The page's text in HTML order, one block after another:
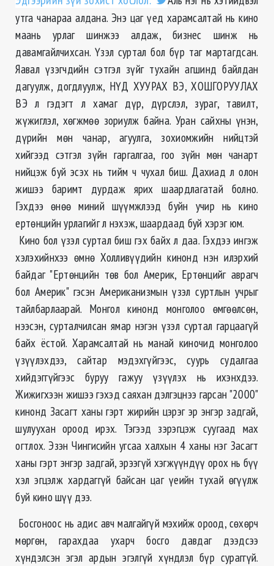
утга чанараа алдана. Энэ цаг үед харамсалтай нь кино
маань урлаг шинжээ алдаж, бизнес шинж нь
давамгайлчихсан. Үзэл суртал бол бүр таг мартагдсан.
Яавал үзэгчдийн сэтгэл зүйг тухайн агшинд байлдан
дагуулж, догдлуулж, НҮД ХУУРАХ ВЭ, ХОШГОРУУЛАХ
ВЭ л гэдэгт л хамаг дүр, дүрслэл, зураг, тавилт,
жүжиглэл, хөгжмөө зориулж байна. Уран сайхны үнэн,
дүрийн мөн чанар, агуулга, зохиомжийн нийцтэй
хийгээд сэтгэл зүйн гаргалгаа, гоо зүйн мөн чанарт
нийцэж буй эсэх нь тийм ч чухал биш. Дахиад л олон
жишээ баримт дурдаж ярих шаардлагатай болно.
Гэхдээ өнөө миний шүүмжлээд буйн учир нь кино
ертөнцийн урлагийг л нэхэж, шаардаад буй хэрэг юм.
Кино бол үзэл суртал биш гэх байх л даа. Гэхдээ ингэж
хэлэхийнхээ өмнө Холливүүдийн кинонд нэн илэрхий
байдаг "Ертөнцийн төв бол Америк, Ертөнцийг аврагч
бол Америк" гэсэн Американизмын үзэл суртлын учрыг
тайлбарлаарай. Монгол кинонд монголоо өмгөөлсөн,
нээсэн, сурталчилсан ямар нэгэн үзэл суртал гарцаагүй
байх ёстой. Харамсалтай нь манай киночид монголоо
үзүүлэхдээ, сайтар мэдэхгүйгээс, суурь судалгаа
хийдэггүйгээс буруу гажуу үзүүлэх нь ихэнхдээ.
Жижигхээн жишээ гэхэд саяхан дэлгэцнээ гарсан "2000"
кинонд Засагт ханы гэрт жирийн цэрэг эр энгэр задгай,
шулуухан ороод ирэх. Тэгээд зэрэгцэж суугаад мах
огтлох. Эзэн Чингисийн угсаа халхын 4 ханы нэг Засагт
ханы гэрт энгэр задгай, эрээгүй хэгжүүндүү орох нь бүү
хэл эгцэлж хардаггүй байсан цаг үеийн тухай өгүүлж
буй кино шүү дээ.
Босгоноос нь адис авч малгайгүй мэхийж ороод, сөхөрч
мөргөн, гарахдаа ухарч босго давдаг дээдсээ
хүндэлсэн эгэл ардын эгэлгүй хүндлэл бүр сураггүй.